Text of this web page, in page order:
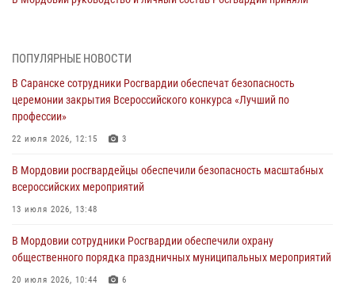
06 августа 2026, 08:14 9
В Саранске сотрудники Росгвардии задержали дебошира,
повредившего имущество в кафе
06 августа 2026, 07:03
незамедлительно
05 августа 2026, 15:04
подозреваемого в причинении телесных повреждений супруге
05 августа 2026, 12:34
ПОПУЛЯРНЫЕ НОВОСТИ
В Саранске сотрудники Росгвардии обеспечат безопасность
церемонии закрытия Всероссийского конкурса «Лучший по
профессии»
22 июля 2026, 12:15 3
В Мордовии росгвардейцы обеспечили безопасность масштабных
всероссийских мероприятий
13 июля 2026, 13:48
В Мордовии сотрудники Росгвардии обеспечили охрану
общественного порядка праздничных муниципальных мероприятий
20 июля 2026, 10:44 6